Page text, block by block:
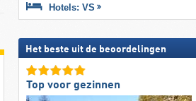
Hotels: VS
Het beste uit de beoordelingen
Top voor gezinnen